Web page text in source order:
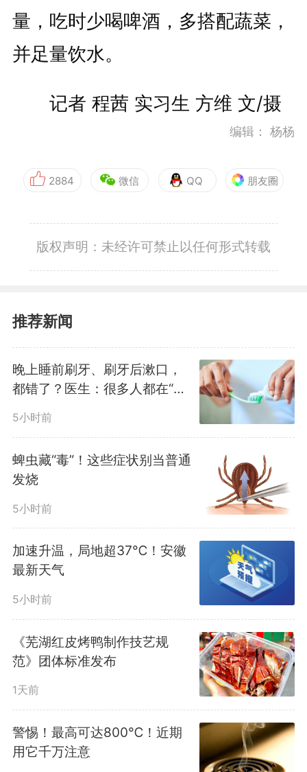
量，吃时少喝啤酒，多搭配蔬菜，
并足量饮水。
记者 程茜 实习生 方维 文/摄
编辑：杨杨
2884 微信 QQ 朋友圈
版权声明：未经许可禁止以任何形式转载
推荐新闻
晚上睡前刷牙、刷牙后漱口，
都错了？医生：很多人都在“无
5小时前
蜱虫藏“毒”！这些症状别当普通
发烧
5小时前
加速升温，局地超37℃！安徽
最新天气
5小时前
《芜湖红皮烤鸭制作技艺规
范》团体标准发布
1天前
警惕！最高可达800℃！近期
用它千万注意